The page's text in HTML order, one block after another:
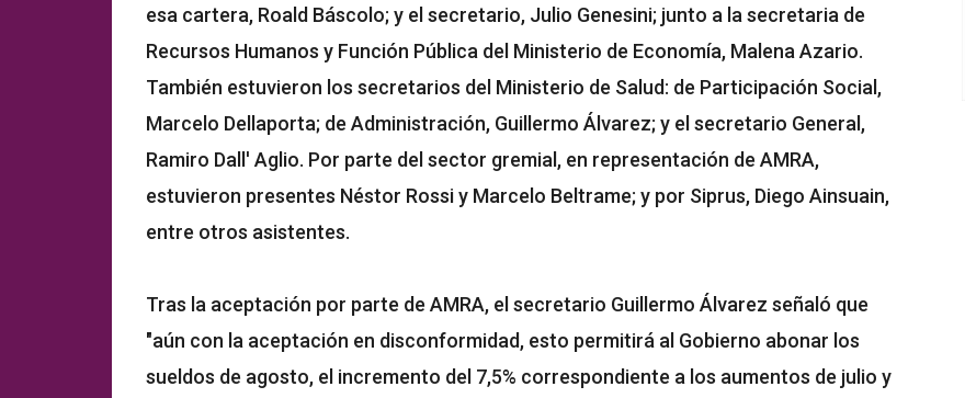
esa cartera, Roald Báscolo; y el secretario, Julio Genesini; junto a la secretaria de
Recursos Humanos y Función Pública del Ministerio de Economía, Malena Azario.
También estuvieron los secretarios del Ministerio de Salud: de Participación Social,
Marcelo Dellaporta; de Administración, Guillermo Álvarez; y el secretario General,
Ramiro Dall' Aglio. Por parte del sector gremial, en representación de AMRA,
estuvieron presentes Néstor Rossi y Marcelo Beltrame; y por Siprus, Diego Ainsuain,
entre otros asistentes.
Tras la aceptación por parte de AMRA, el secretario Guillermo Álvarez señaló que
"aún con la aceptación en disconformidad, esto permitirá al Gobierno abonar los
sueldos de agosto, el incremento del 7,5% correspondiente a los aumentos de julio y